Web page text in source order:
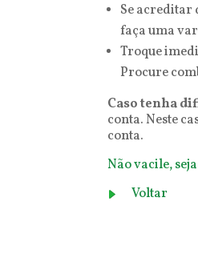
Se acreditar
faça uma
Troque
Procure
Caso tenha
conta. Neste
conta.
Não vacile,
Voltar